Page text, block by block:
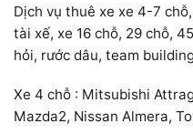
Dịch vụ thuê xe xe 4-7
tài xế, xe 16 chỗ, 29 chỗ,
hỏi, rước dâu, team
Xe 4 chỗ : Mitsubishi
Mazda2, Nissan Almera,